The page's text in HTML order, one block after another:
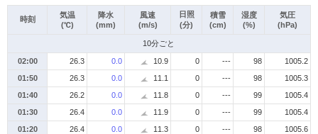
時刻
気温
(℃)
降水
(mm)
風速
(m/s)
日照
(分)
積雪
(cm)
湿度
(%)
気圧
(hPa)
10分ごと
02:00 26.3 0.0 10.9 0 --- 98
1005.2
01:50
26.3 0.0 11.1 0 --- 98
1005.3
01:40
26.2 0.0 11.8 0 --- 99
1005.4
01:30
26.4 0.0 11.9 0 --- 99
1005.4
01:20
26.4 0.0 11.3 0 --- 98
1005.6